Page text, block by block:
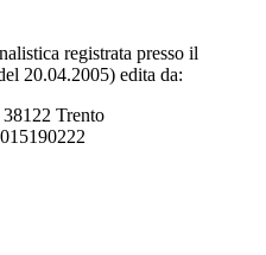
registrata presso il
20.04.2005) edita da:
Trento